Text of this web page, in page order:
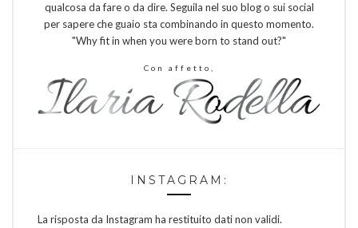
qualcosa da fare o da dire. Seguila nel suo blog o sui social
per sapere che guaio sta combinando in questo momento.
"Why fit in when you were born to stand out?"
Con affetto,
INSTAGRAM:
La risposta da Instagram ha restituito dati non validi.